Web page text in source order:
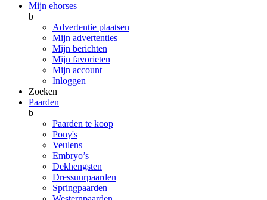
Mijn ehorses
b
Advertentie plaatsen
Mijn advertenties
Mijn berichten
Mijn favorieten
Mijn account
Inloggen
Zoeken
Paarden
b
Paarden te koop
Pony's
Veulens
Embryo’s
Dekhengsten
Dressuurpaarden
Springpaarden